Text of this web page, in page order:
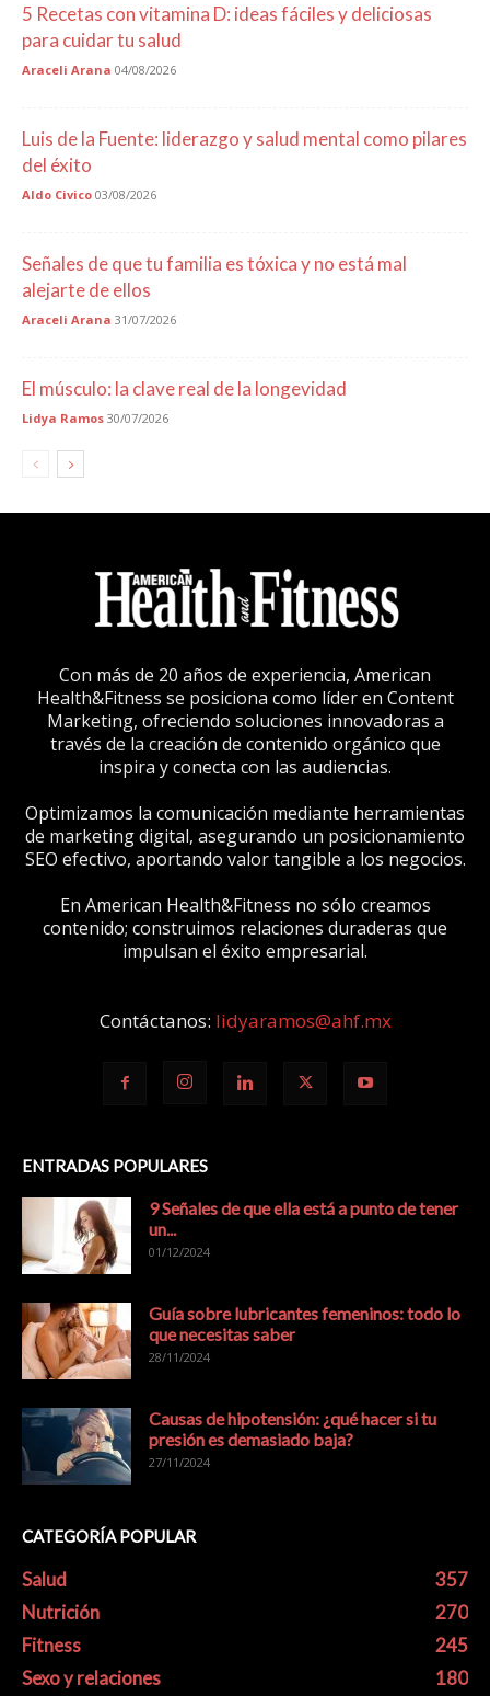
5 Recetas con vitamina D: ideas fáciles y deliciosas
para cuidar tu salud
Araceli Arana 04/08/2026
Luis de la Fuente: liderazgo y salud mental como pilares
del éxito
Aldo Civico 03/08/2026
Señales de que tu familia es tóxica y no está mal
alejarte de ellos
Araceli Arana 31/07/2026
El músculo: la clave real de la longevidad
Lidya Ramos 30/07/2026
Con más de 20 años de experiencia, American
Health&Fitness se posiciona como líder en Content
Marketing, ofreciendo soluciones innovadoras a
través de la creación de contenido orgánico que
inspira y conecta con las audiencias.
Optimizamos la comunicación mediante herramientas
de marketing digital, asegurando un posicionamiento
SEO efectivo, aportando valor tangible a los negocios.
En American Health&Fitness no sólo creamos
contenido; construimos relaciones duraderas que
impulsan el éxito empresarial.
Contáctanos: lidyaramos@ahf.mx
ENTRADAS POPULARES
9 Señales de que ella está a punto de tener
un...
01/12/2024
Guía sobre lubricantes femeninos: todo lo
que necesitas saber
28/11/2024
Causas de hipotensión: ¿qué hacer si tu
presión es demasiado baja?
27/11/2024
CATEGORÍA POPULAR
Salud
357
Nutrición
270
Fitness
245
Sexo y relaciones
180